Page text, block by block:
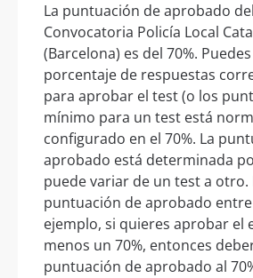
La puntuación de aprobado
Convocatoria Policía Local
(Barcelona) es del 70%.
porcentaje de respuestas
para aprobar el test (o los
mínimo para un test está
configurado en el 70%. La
aprobado está determinada
puede variar de un test a otro.
puntuación de aprobado entre
ejemplo, si quieres aprobar el
menos un 70%, entonces
puntuación de aprobado al